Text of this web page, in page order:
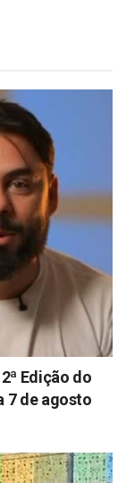
Edição do
7 de agosto